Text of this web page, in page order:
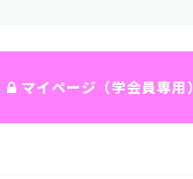
マイページ（学会員専用）